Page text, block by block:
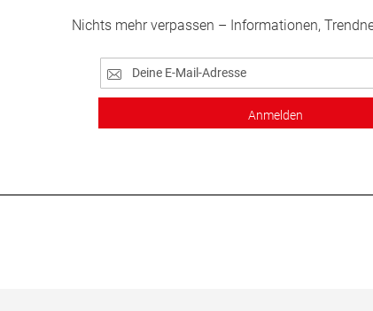
Nichts mehr verpassen – Informationen,
Anmelden